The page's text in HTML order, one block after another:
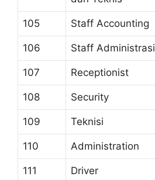
105 Staff Accounting
106 Staff Administrasi
107 Receptionist
108 Security
109 Teknisi
110 Administration
111 Driver